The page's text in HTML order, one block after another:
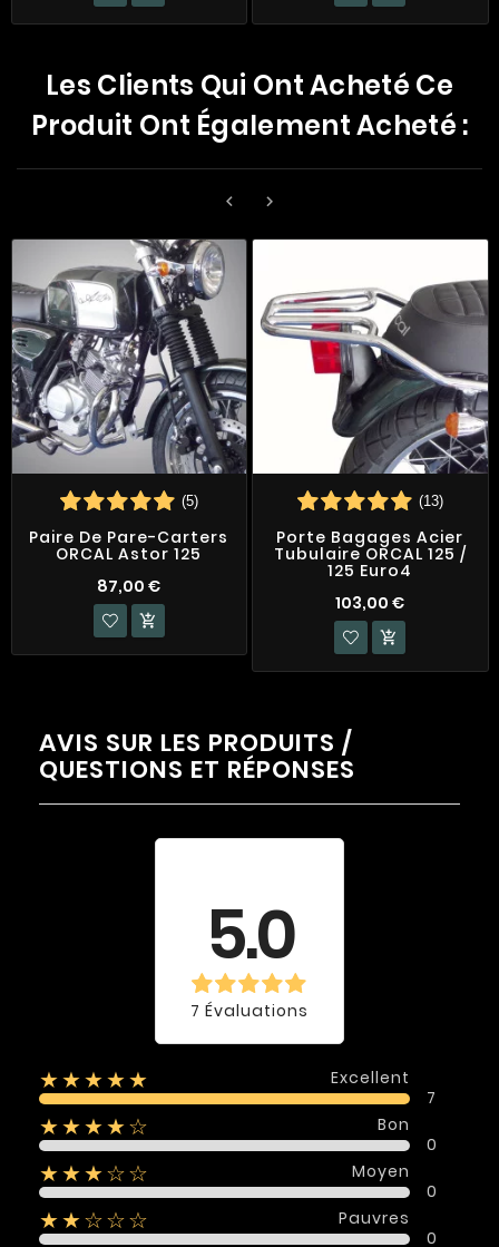
Les Clients Qui Ont Acheté Ce
Produit Ont Également Acheté :
 
(5)
Paire De Pare-Carters
ORCAL Astor 125
87,00 €

(13)
Porte Bagages Acier
Tubulaire ORCAL 125 /
125 Euro4
103,00 €

AVIS SUR LES PRODUITS /
QUESTIONS ET RÉPONSES
5.0
7 Évaluations
★★★★★
Excellent
7
★★★★☆
Bon
0
★★★☆☆
Moyen
0
★★☆☆☆
Pauvres
0